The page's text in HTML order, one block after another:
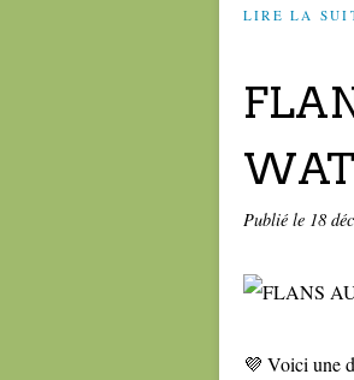
LIRE LA
Publié le 18
💜 Voici une